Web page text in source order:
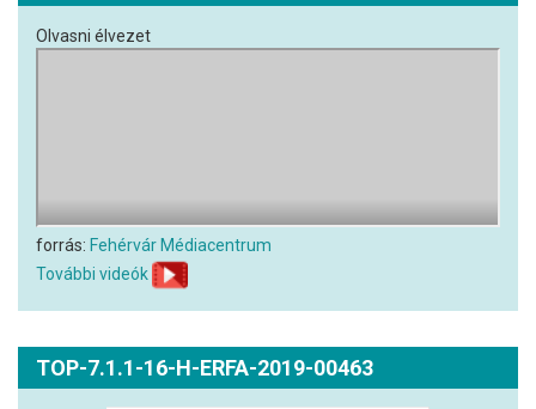
Olvasni élvezet
forrás: Fehérvár Médiacentrum
További videók
TOP-7.1.1-16-H-ERFA-2019-00463